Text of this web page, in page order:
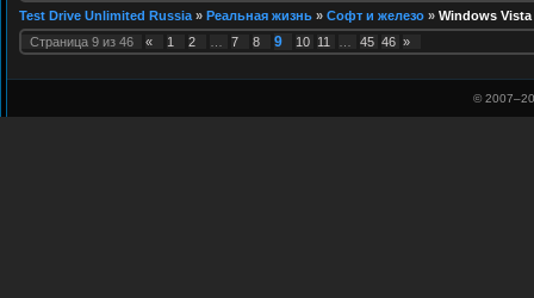
Test Drive Unlimited Russia » Реальная жизнь » Софт и железо » Windows Vista
Страница 9 из 46 « 1 2 7 8 9 10 11 45 46 »
© 2007–